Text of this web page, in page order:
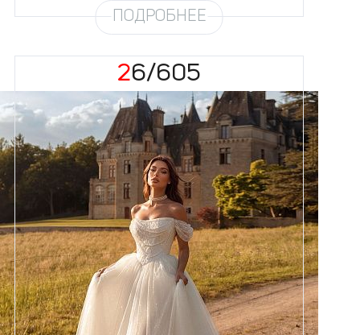
ПОДРОБНЕЕ
26/605
Размеры
42, 44, 46, 48, 50, 52, 54, 56,
58